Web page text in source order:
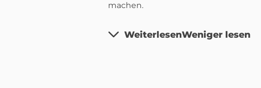
machen.
WeiterlesenWeniger lesen